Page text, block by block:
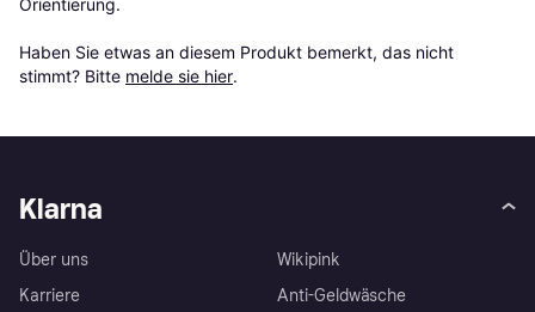
Orientierung.
Haben Sie etwas an diesem Produkt bemerkt, das nicht
stimmt? Bitte melde sie hier.
Klarna
Über uns
Karriere
Wikipink
Anti-Geldwäsche